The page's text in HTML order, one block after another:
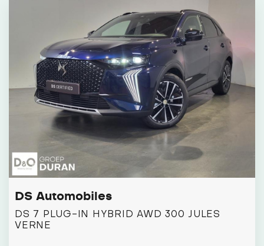
DS Automobiles
DS 7 PLUG-IN HYBRID AWD 300 JULES
VERNE